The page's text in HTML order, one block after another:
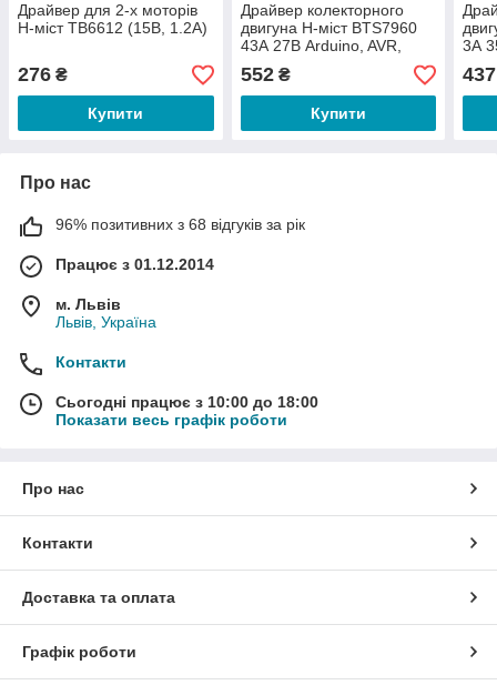
Драйвер для 2-х моторів
H-міст TB6612 (15В, 1.2А)
276 ₴
Купити
Драйвер колекторного
двигуна H-міст BTS7960
43А 27В Arduino, AVR,
STM32, Raspberry Pi
552₴
Купити
3А
437
Про нас
96% позитивних з 68 відгуків за рік
Працює з 01.12.2014
м. Львів
Львів, Україна
Контакти
Сьогодні працює з 10:00 до 18:00
Показати весь графік роботи
Про нас
Контакти
Доставка та оплата
Графік роботи